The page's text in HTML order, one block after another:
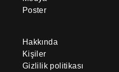
Poster
Hakkında
Kişiler
Gizlilik politikası